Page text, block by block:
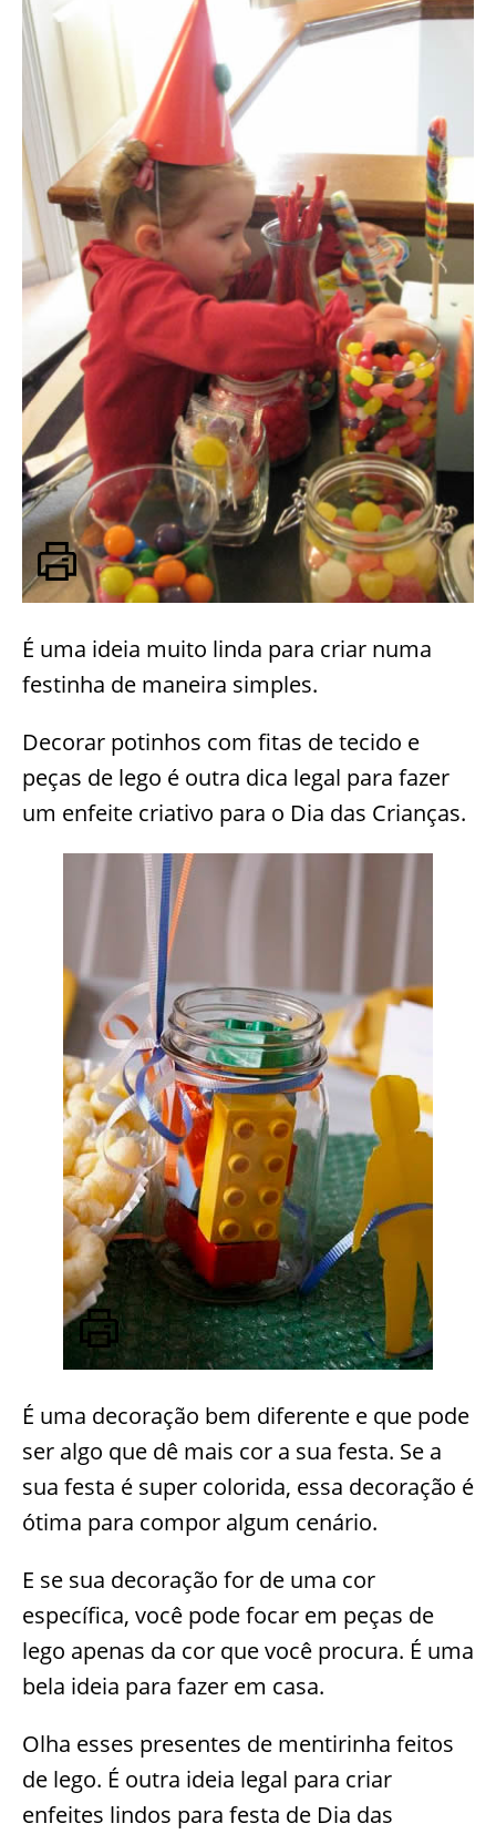
É uma ideia muito linda para criar numa
festinha de maneira simples.
Decorar potinhos com fitas de tecido e
peças de lego é outra dica legal para fazer
um enfeite criativo para o Dia das Crianças.
É uma decoração bem diferente e que pode
ser algo que dê mais cor a sua festa. Se a
sua festa é super colorida, essa decoração é
ótima para compor algum cenário.
E se sua decoração for de uma cor
específica, você pode focar em peças de
lego apenas da cor que você procura. É uma
bela ideia para fazer em casa.
Olha esses presentes de mentirinha feitos
de lego. É outra ideia legal para criar
enfeites lindos para festa de Dia das